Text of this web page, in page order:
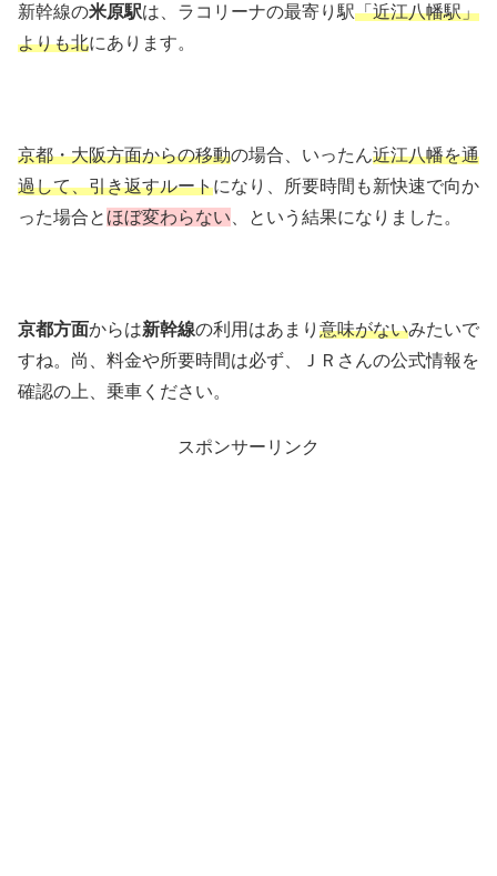
新幹線の米原駅は、ラコリーナの最寄り駅「近江八幡駅」
よりも北にあります。
京都・大阪方面からの移動の場合、いったん近江八幡を通
過して、引き返すルートになり、所要時間も新快速で向か
った場合と ほぼ変わらない 、という結果になりました。
京都方面からは新幹線の利用はあまり 意味がないみたいで
すね。尚、料金や所要時間は必ず、ＪＲさんの公式情報を
確認の上、乗車ください。
スポンサーリンク